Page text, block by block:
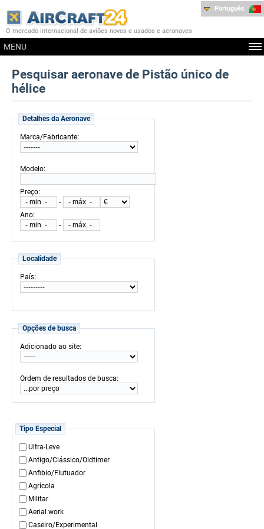
O mercado internacional de aviões novos e usados e aeronaves
MENU
Português
Pesquisar aeronave de Pistão único de
hélice
Detalhes da Aeronave
Marca/Fabricante:
Modelo:
Preço:
-
Ano:
-
Localidade
País:
Opções de busca
Adicionado ao site:
Ordem de resultados de busca:
Tipo Especial
Ultra-Leve
Antigo/Clássico/Oldtimer
Anfibio/Flutuador
Agrícola
Militar
Aerial work
Caseiro/Experimental